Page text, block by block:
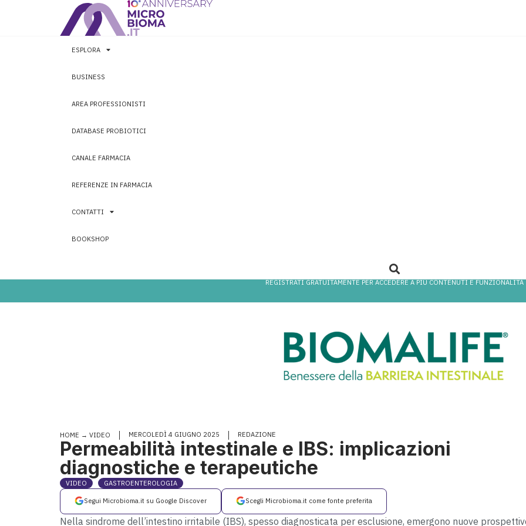
ESPLORA
BUSINESS
AREA PROFESSIONISTI
DATABASE PROBIOTICI
CANALE FARMACIA
REFERENZE IN FARMACIA
CONTATTI
BOOKSHOP
REGISTRATI GRATUITAMENTE PER ACCEDERE A PIÙ CONTENUTI E FUNZIONALITÀ
HOME → VIDEO MERCOLEDÌ 4 GIUGNO 2025 REDAZIONE
Permeabilità intestinale e IBS: implicazioni
diagnostiche e terapeutiche
VIDEO GASTROENTEROLOGIA
Segui Microbioma.it su Google Discover Scegli Microbioma.it come fonte preferita
Nella sindrome dell’intestino irritabile (IBS), spesso diagnosticata per esclusione, emergono nuove